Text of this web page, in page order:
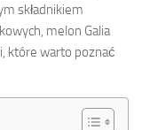
składnikiem
melon Galia
które warto poznać